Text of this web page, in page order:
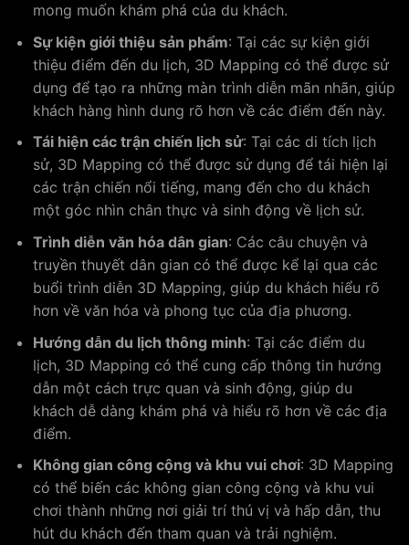
mong muốn khám phá của du khách.
Sự kiện giới thiệu sản phẩm: Tại các sự kiện giới
thiệu điểm đến du lịch, 3D Mapping có thể được sử
dụng để tạo ra những màn trình diễn mãn nhãn, giúp
khách hàng hình dung rõ hơn về các điểm đến này.
Tái hiện các trận chiến lịch sử: Tại các di tích lịch
sử, 3D Mapping có thể được sử dụng để tái hiện lại
các trận chiến nổi tiếng, mang đến cho du khách
một góc nhìn chân thực và sinh động về lịch sử.
Trình diễn văn hóa dân gian: Các câu chuyện và
truyền thuyết dân gian có thể được kể lại qua các
buổi trình diễn 3D Mapping, giúp du khách hiểu rõ
hơn về văn hóa và phong tục của địa phương.
Hướng dẫn du lịch thông minh: Tại các điểm du
lịch, 3D Mapping có thể cung cấp thông tin hướng
dẫn một cách trực quan và sinh động, giúp du
khách dễ dàng khám phá và hiểu rõ hơn về các địa
điểm.
Không gian công cộng và khu vui chơi: 3D Mapping
có thể biến các không gian công cộng và khu vui
chơi thành những nơi giải trí thú vị và hấp dẫn, thu
hút du khách đến tham quan và trải nghiệm.